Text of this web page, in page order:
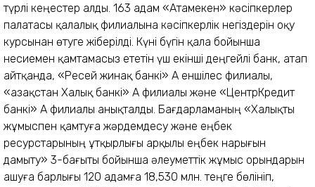
түрлі кеңестер алды. 163 адам «Атамекен» кәсіпкерлер
палатасы қалалық филиалына кәсіпкерлік негіздерін оқу
курсынан өтуге жіберілді. Күні бүгін қала бойынша
несиемен қамтамасыз ететін үш екінші деңгейлі банк, атап
айтқанда, «Ресей жинақ банкі» АҚ еншілес филиалы,
«Қазақстан Халық банкі» АҚ филиалы және «ЦентрКредит
банкі» АҚ филиалы анықталды. Бағдарламаның «Халықты
жұмыспен қамтуға жәрдемдесу және еңбек
ресурстарының ұтқырлығы арқылы еңбек нарығын
дамыту» 3-бағыты бойынша әлеуметтік жұмыс орындарын
ашуға барлығы 120 адамға 18,530 млн. теңге бөлініп,